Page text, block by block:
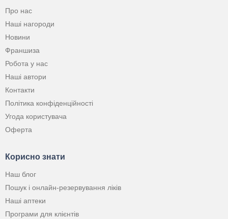
Про нас
Наші нагороди
Новини
Франшиза
Робота у нас
Наші автори
Контакти
Політика конфіденційності
Угода користувача
Оферта
Корисно знати
Наш блог
Пошук і онлайн-резервування ліків
Наші аптеки
Програми для клієнтів